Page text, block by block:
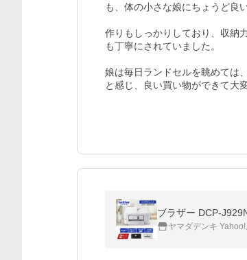
も、体の小さな娘にちょうど良
作りもしっかりしており、収納
も丁寧にされていました。​
娘は毎日ランドセルを眺めては
と感じ、良い買い物ができて大
ブラザー DCP-
ヤマダデンキ